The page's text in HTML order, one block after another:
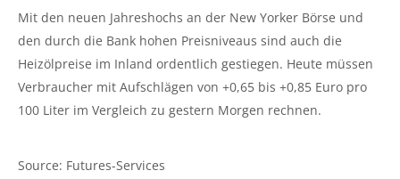
Mit den neuen Jahreshochs an der New Yorker Börse und
den durch die Bank hohen Preisniveaus sind auch die
Heizölpreise im Inland ordentlich gestiegen. Heute müssen
Verbraucher mit Aufschlägen von +0,65 bis +0,85 Euro pro
100 Liter im Vergleich zu gestern Morgen rechnen.
Source: Futures-Services